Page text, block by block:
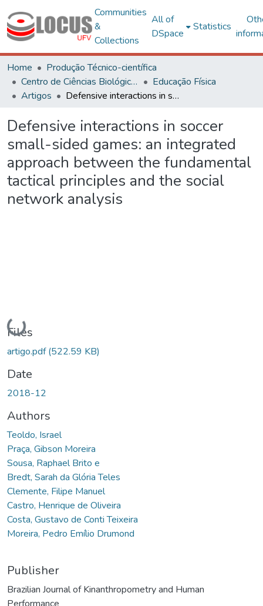
Communities
&
Collections
All of
DSpace
Statistics
Home
Produção Técnico-científica
Centro de Ciências Biológicas e da Saúde
Educação Física
Artigos
Defensive interactions in soccer small-sided games: an integrated approach between the fundamental tactical principles and the social network analysis
Defensive interactions in soccer
small-sided games: an integrated
approach between the fundamental
tactical principles and the social
network analysis
Loading...
Files
artigo.pdf(522.59 KB)
Date
2018-12
Authors
Teoldo, Israel
Praça, Gibson Moreira
Sousa, Raphael Brito e
Bredt, Sarah da Glória Teles
Clemente, Filipe Manuel
Castro, Henrique de Oliveira
Costa, Gustavo de Conti Teixeira
Moreira, Pedro Emílio Drumond
Publisher
Brazilian Journal of Kinanthropometry and Human